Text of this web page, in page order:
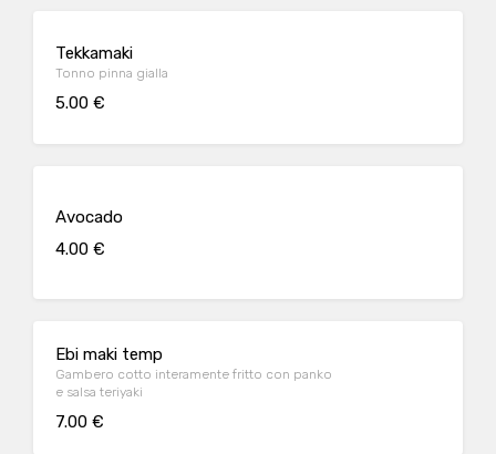
Tekkamaki
Tonno pinna gialla
5.00 €
Avocado
4.00 €
Ebi maki temp
Gambero cotto interamente fritto con panko
e salsa teriyaki
7.00 €